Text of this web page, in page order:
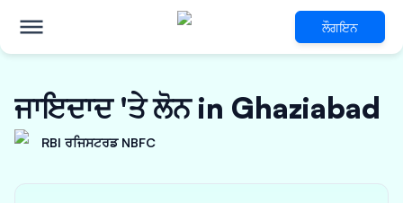
ਲੌਗਇਨ
ਜਾਇਦਾਦ 'ਤੇ ਲੋਨ in Ghaziabad
RBI ਰਜਿਸਟਰਡ NBFC